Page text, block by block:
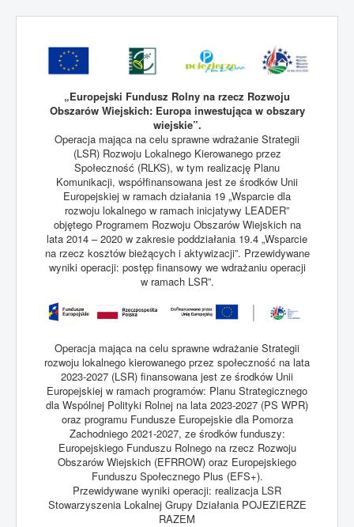
„Europejski Fundusz Rolny na rzecz Rozwoju
Obszarów Wiejskich: Europa inwestująca w obszary
wiejskie”.
Operacja mająca na celu sprawne wdrażanie Strategii
(LSR) Rozwoju Lokalnego Kierowanego przez
Społeczność (RLKS), w tym realizację Planu
Komunikacji, współfinansowana jest ze środków Unii
Europejskiej w ramach działania 19 „Wsparcie dla
rozwoju lokalnego w ramach inicjatywy LEADER”
objętego Programem Rozwoju Obszarów Wiejskich na
lata 2014 – 2020 w zakresie poddziałania 19.4 „Wsparcie
na rzecz kosztów bieżących i aktywizacji”. Przewidywane
wyniki operacji: postęp finansowy we wdrażaniu operacji
w ramach LSR”.
Operacja mająca na celu sprawne wdrażanie Strategii
rozwoju lokalnego kierowanego przez społeczność na lata
2023-2027 (LSR) finansowana jest ze środków Unii
Europejskiej w ramach programów: Planu Strategicznego
dla Wspólnej Polityki Rolnej na lata 2023-2027 (PS WPR)
oraz programu Fundusze Europejskie dla Pomorza
Zachodniego 2021-2027, ze środków funduszy:
Europejskiego Funduszu Rolnego na rzecz Rozwoju
Obszarów Wiejskich (EFRROW) oraz Europejskiego
Funduszu Społecznego Plus (EFS+).
Przewidywane wyniki operacji: realizacja LSR
Stowarzyszenia Lokalnej Grupy Działania POJEZIERZE
RAZEM